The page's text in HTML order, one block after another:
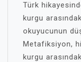
Türk
kurgu
okuyucunun
Metafiksiyon,
kurgu